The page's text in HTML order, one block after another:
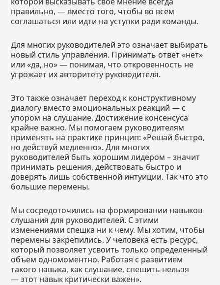
правильно, — вместо того, чтобы во всем
соглашаться или идти на уступки ради команды.
Для многих руководителей это означает выбирать
новый стиль управления. Принимать ответ «нет»
или «да, но» — понимая, что откровенность не
угрожает их авторитету руководителя.
Это также означает переход к конструктивному
диалогу вместо эмоциональных реакций — с
упором на слушание. Достижение консенсуса
крайне важно. Мы помогаем руководителям
применять на практике принцип: «Решай быстро,
но действуй медленно». Для многих
руководителей быть хорошим лидером – значит
принимать решения, действовать быстро и
доверять лишь собственной интуиции. Так что это
большие перемены.
Мы сосредоточились на формировании навыков
слушания для руководителей. С этими
изменениями спешка ни к чему. Мы хотим, чтобы
перемены закрепились. У человека есть ресурс,
который позволяет усвоить только определенный
объем одномоментно. Работая с развитием
такого навыка, как слушание, спешить нельзя
— этот навык критически важен».